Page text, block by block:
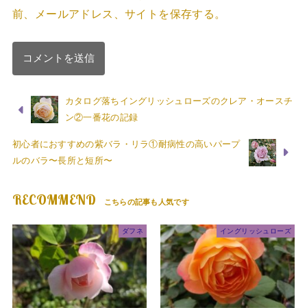
前、メールアドレス、サイトを保存する。
カタログ落ちイングリッシュローズのクレア・オースチ
ン②一番花の記録
初心者におすすめの紫バラ・リラ①耐病性の高いパープ
ルのバラ〜長所と短所〜
RECOMMEND
ダフネ イングリッシュローズ